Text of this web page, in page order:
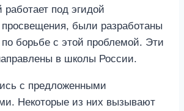
работает под эгидой
были разработаны
борьбе с этой проблемой. Эти
в школы России.
с предложенными
Некоторые из них вызывают